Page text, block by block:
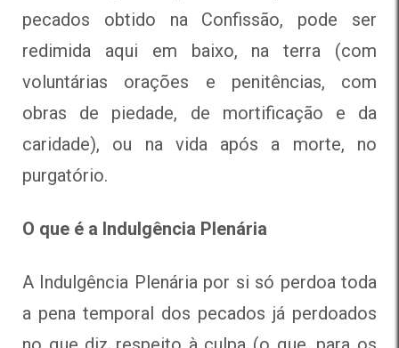
pecados obtido na Confissão, pode ser
redimida aqui em baixo, na terra (com
voluntárias orações e penitências, com
obras de piedade, de mortificação e da
caridade), ou na vida após a morte, no
purgatório.
O que é a Indulgência Plenária
A Indulgência Plenária por si só perdoa toda
a pena temporal dos pecados já perdoados